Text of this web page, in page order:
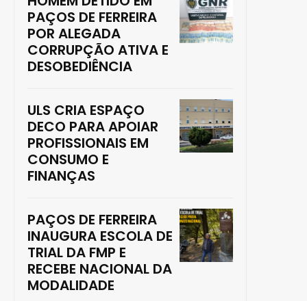
PAÇOS DE FERREIRA
POR ALEGADA
CORRUPÇÃO ATIVA E
DESOBEDIÊNCIA
ULS CRIA ESPAÇO
DECO PARA APOIAR
PROFISSIONAIS EM
CONSUMO E
FINANÇAS
PAÇOS DE FERREIRA
INAUGURA ESCOLA DE
TRIAL DA FMP E
RECEBE NACIONAL DA
MODALIDADE